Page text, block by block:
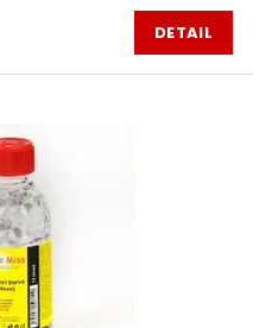
DETAIL